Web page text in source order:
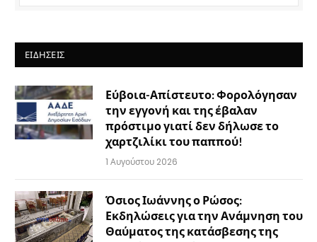
ΕΙΔΉΣΕΙΣ
Εύβοια-Απίστευτο: Φορολόγησαν
την εγγονή και της έβαλαν
πρόστιμο γιατί δεν δήλωσε το
χαρτζιλίκι του παππού!
1 Αυγούστου 2026
Όσιος Ιωάννης ο Ρώσος:
Εκδηλώσεις για την Ανάμνηση του
Θαύματος της κατάσβεσης της